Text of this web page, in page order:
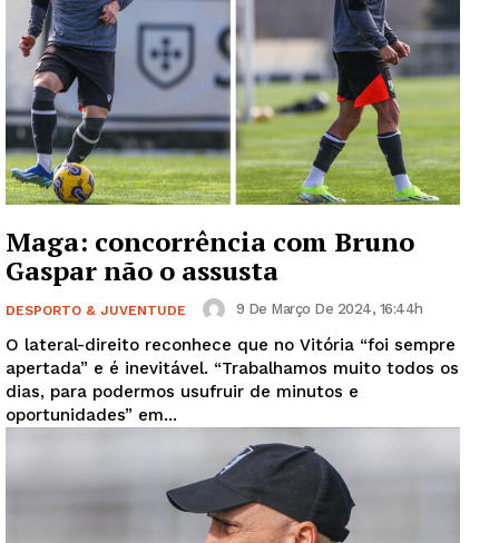
Maga: concorrência com Bruno
Gaspar não o assusta
DESPORTO & JUVENTUDE 9 De Março De 2024, 16:44h
O lateral-direito reconhece que no Vitória “foi sempre
apertada” e é inevitável. “Trabalhamos muito todos os
dias, para podermos usufruir de minutos e
oportunidades” em...